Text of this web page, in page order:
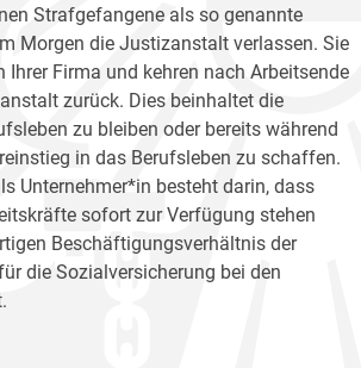
Strafgefangene als so genannte
Morgen die Justizanstalt verlassen. Sie
Ihrer Firma und kehren nach Arbeitsende
zurück. Dies beinhaltet die
zu bleiben oder bereits während
in das Berufsleben zu schaffen.
Unternehmer*in besteht darin, dass
sofort zur Verfügung stehen
Beschäftigungsverhältnis der
die Sozialversicherung bei den